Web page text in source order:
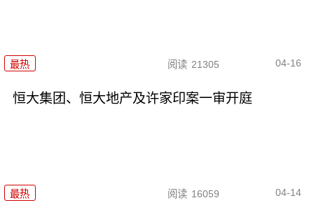
最热 阅读 21305 04-16
恒大集团、恒大地产及许家印案一审开庭
最热 阅读 16059 04-14